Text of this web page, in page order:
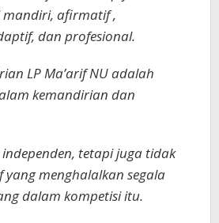
mandiri, afirmatif ,
dan profesional.
LP Ma’arif NU adalah
kemandirian dan
tetapi juga tidak
menghalalkan segala
dalam kompetisi itu.